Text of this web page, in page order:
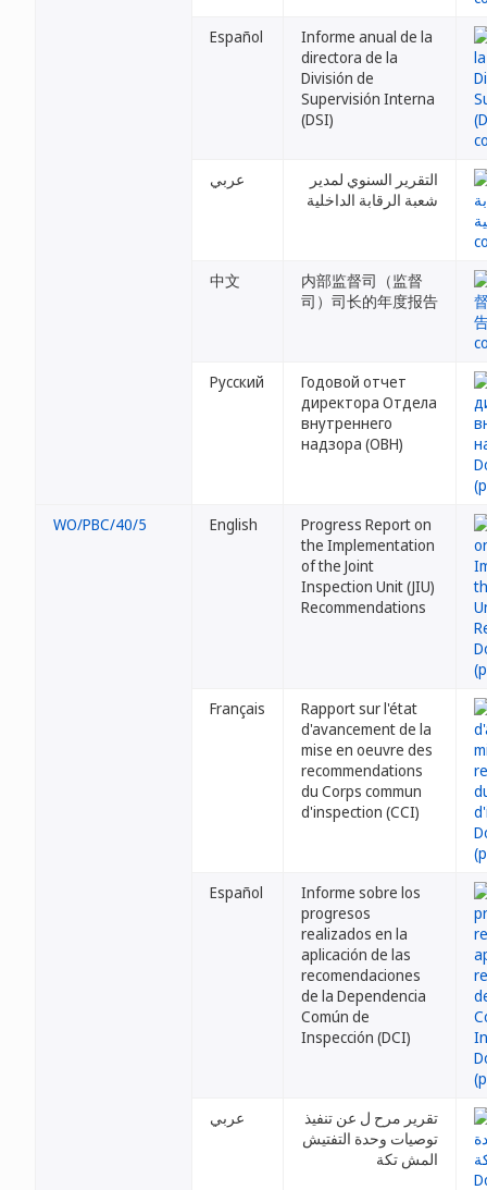
Español
Informe anual de la
directora de la
División de
Supervisión Interna
(DSI)
عربي
التقرير السنوي لمدير
شعبة الرقابة الداخلية
中文
内部监督司（监督
司）司长的年度报告
Русский
Годовой отчет
директора Отдела
внутреннего
надзора (ОВН)
WO/PBC/40/5 English
Progress Report on
the Implementation
of the Joint
Inspection Unit (JIU)
Recommendations
Français
Rapport sur l'état
d'avancement de la
mise en oeuvre des
recommendations
du Corps commun
d'inspection (CCI)
Español
Informe sobre los
progresos
realizados en la
aplicación de las
recomendaciones
de la Dependencia
Común de
Inspección (DCI)
عربي
تقرير مرح ل عن تنفيذ
توصيات وحدة التفتيش
المش تكة